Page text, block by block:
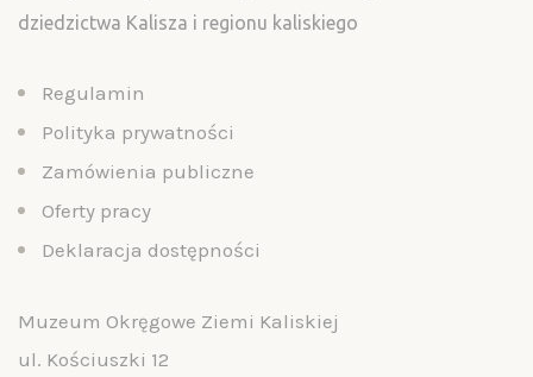
dziedzictwa Kalisza i regionu kaliskiego
Regulamin
Polityka prywatności
Zamówienia publiczne
Oferty pracy
Deklaracja dostępności
Muzeum Okręgowe Ziemi Kaliskiej
ul. Kościuszki 12